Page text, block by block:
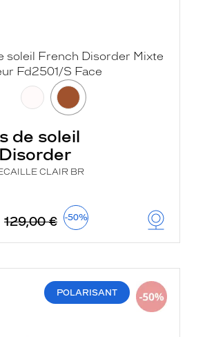
de soleil
CLAIR BR
129,00 € -50%
POLARISANT